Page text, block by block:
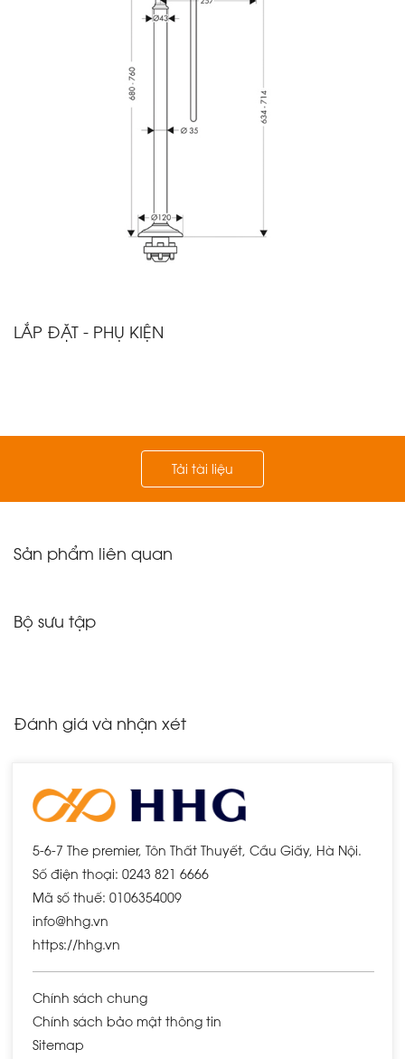
LẮP ĐẶT - PHỤ KIỆN
Tải tài liệu
Sản phẩm liên quan
Bộ sưu tập
Đánh giá và nhận xét
5-6-7 The premier, Tôn Thất Thuyết, Cầu Giấy, Hà Nội.
Số điện thoại: 0243 821 6666
Mã số thuế: 0106354009
info@hhg.vn
https://hhg.vn
Chính sách chung
Chính sách bảo mật thông tin
Sitemap